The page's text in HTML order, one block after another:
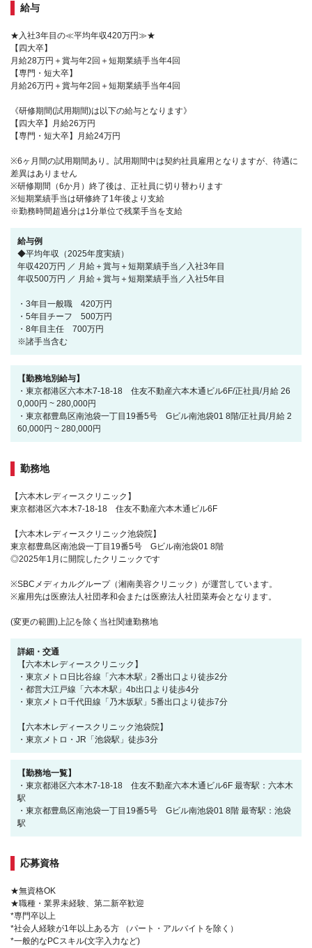
給与
★入社3年目の≪平均年収420万円≫★
【四大卒】
月給28万円＋賞与年2回＋短期業績手当年4回
【専門・短大卒】
月給26万円＋賞与年2回＋短期業績手当年4回
《研修期間(試用期間)は以下の給与となります》
【四大卒】月給26万円
【専門・短大卒】月給24万円
※6ヶ月間の試用期間あり。試用期間中は契約社員雇用となりますが、待遇に
差異はありません
※研修期間（6か月）終了後は、正社員に切り替わります
※短期業績手当は研修終了1年後より支給
※勤務時間超過分は1分単位で残業手当を支給
給与例
◆平均年収（2025年度実績）
年収420万円 ／ 月給＋賞与＋短期業績手当／入社3年目
年収500万円 ／ 月給＋賞与＋短期業績手当／入社5年目
・3年目一般職 420万円
・5年目チーフ 500万円
・8年目主任 700万円
※諸手当含む
【勤務地別給与】
・東京都港区六本木7-18-18 住友不動産六本木通ビル6F/正社員/月給 26
0,000円 ~ 280,000円
・東京都豊島区南池袋一丁目19番5号 Gビル南池袋01 8階/正社員/月給 2
60,000円 ~ 280,000円
勤務地
【六本木レディースクリニック】
東京都港区六本木7-18-18 住友不動産六本木通ビル6F
【六本木レディースクリニック池袋院】
東京都豊島区南池袋一丁目19番5号 Gビル南池袋01 8階
◎2025年1月に開院したクリニックです
※SBCメディカルグループ（湘南美容クリニック）が運営しています。
※雇用先は医療法人社団孝和会または医療法人社団菜寿会となります。
(変更の範囲)上記を除く当社関連勤務地
詳細・交通
【六本木レディースクリニック】
・東京メトロ日比谷線「六本木駅」2番出口より徒歩2分
・都営大江戸線「六本木駅」4b出口より徒歩4分
・東京メトロ千代田線「乃木坂駅」5番出口より徒歩7分
【六本木レディースクリニック池袋院】
・東京メトロ・JR「池袋駅」徒歩3分
【勤務地一覧】
・東京都港区六本木7-18-18 住友不動産六本木通ビル6F 最寄駅：六本木
駅
・東京都豊島区南池袋一丁目19番5号 Gビル南池袋01 8階 最寄駅：池袋
駅
応募資格
★無資格OK
★職種・業界未経験、第二新卒歓迎
*専門卒以上
*社会人経験が1年以上ある方 （パート・アルバイトを除く）
*一般的なPCスキル(文字入力など)